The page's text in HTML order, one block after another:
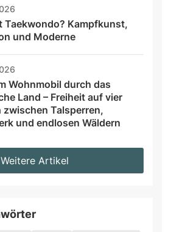
Taekwondo? Kampfkunst,
und Moderne
Wohnmobil durch das
Land – Freiheit auf vier
zwischen Talsperren,
und endlosen Wäldern
Weitere Artikel